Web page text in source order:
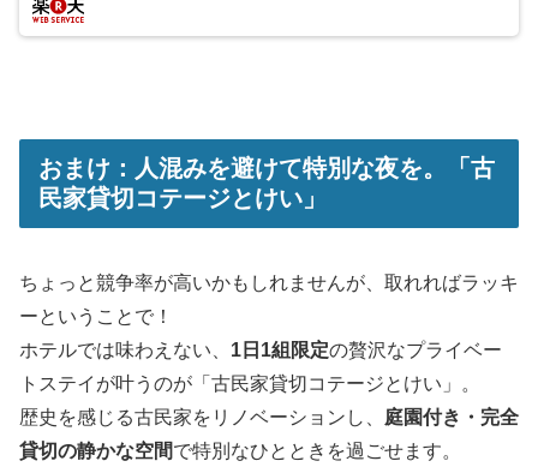
おまけ：人混みを避けて特別な夜を。「古
民家貸切コテージとけい」
ちょっと競争率が高いかもしれませんが、取れればラッキ
ーということで！
ホテルでは味わえない、 1日1組限定の贅沢なプライベー
トステイが叶うのが「古民家貸切コテージとけい」。
歴史を感じる古民家をリノベーションし、 庭園付き・完全
貸切の静かな空間で特別なひとときを過ごせます。